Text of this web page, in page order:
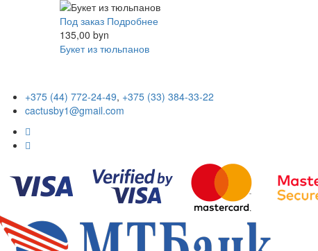
Под заказ Подробнее
135,00 byn
Букет из тюльпанов
+375 (44) 772-24-49, +375 (33) 384-33-22
cactusby1@gmail.com